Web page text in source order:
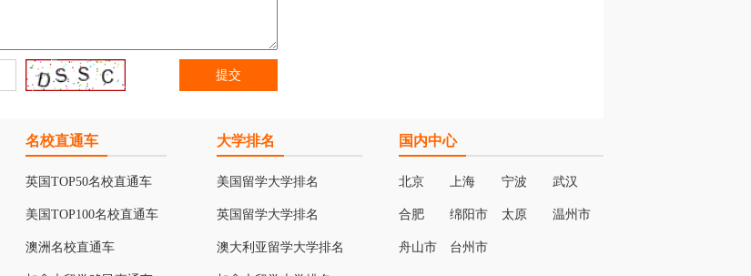
名校直通车
英国TOP50名校直通车
美国TOP100名校直通车
澳洲名校直通车
大学排名
美国留学大学排名
英国留学大学排名
澳大利亚留学大学排名
国内中心
北京 上海 宁波 武汉
合肥 绵阳市 太原 温州市
舟山市 台州市